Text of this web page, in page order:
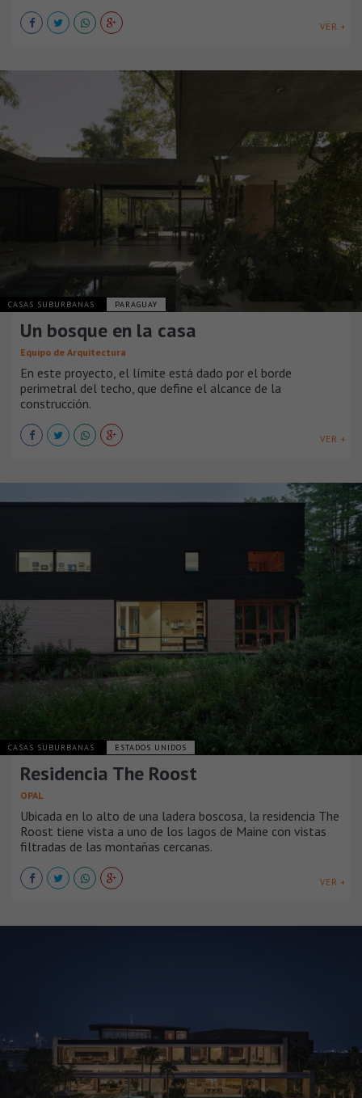
VER +
CASAS SUBURBANAS PARAGUAY
Un bosque en la casa
Equipo de Arquitectura
En este proyecto, el límite está dado por el borde
perimetral del techo, que define el alcance de la
construcción.
VER +
CASAS SUBURBANAS ESTADOS UNIDOS
Residencia The Roost
OPAL
Ubicada en lo alto de una ladera boscosa, la residencia The
Roost tiene vista a uno de los lagos de Maine con vistas
filtradas de las montañas cercanas.
VER +